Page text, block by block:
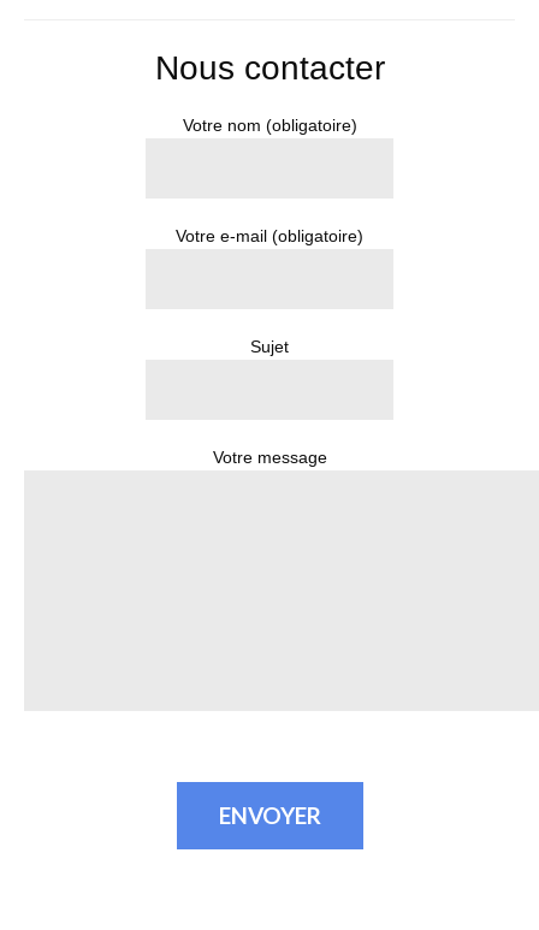
Nous contacter
Votre nom (obligatoire)
Votre e-mail (obligatoire)
Sujet
Votre message